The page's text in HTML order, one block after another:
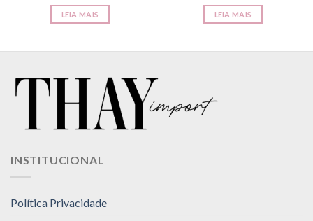
R$ 150.00.
LEIA MAIS LEIA MAIS
INSTITUCIONAL
Política Privacidade